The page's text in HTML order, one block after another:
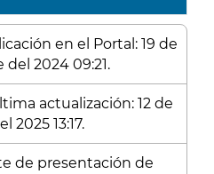
en el Portal: 19 de
2024 09:21.
actualización: 12 de
2025 13:17.
de presentación de